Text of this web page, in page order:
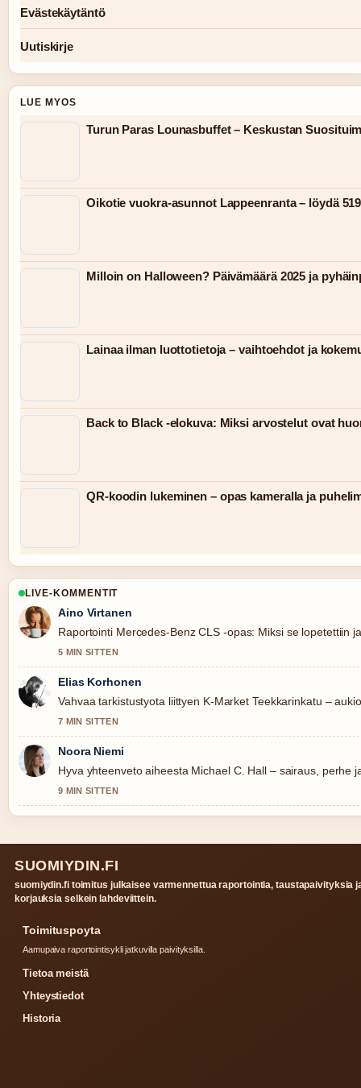
Evästekäytäntö
Uutiskirje
LUE MYOS
Turun Paras Lounasbuffet – Keskustan
Oikotie vuokra-asunnot Lappeenranta – löydä
Milloin on Halloween? Päivämäärä 2025 ja
Lainaa ilman luottotietoja – vaihtoehdot ja
Back to Black -elokuva: Miksi arvostelut ovat
QR-koodin lukeminen – opas kameralla ja
LIVE-KOMMENTIT
Aino Virtanen
Raportointi Mercedes-Benz CLS -opas: Miksi se lopetettiin
5 MIN SITTEN
Elias Korhonen
Vahvaa tarkistustyota liittyen K-Market Teekkarinkatu –
7 MIN SITTEN
Noora Niemi
Hyva yhteenveto aiheesta Michael C. Hall – sairaus, perhe
9 MIN SITTEN
SUOMIYDIN.FI
suomiydin.fi toimitus julkaisee varmennettua raportointia, taustapaivityksia
korjauksia selkein lahdeviittein.
Toimituspoyta
Aamupaiva raportointisykli jatkuvilla paivityksilla.
Tietoa meistä
Yhteystiedot
Historia